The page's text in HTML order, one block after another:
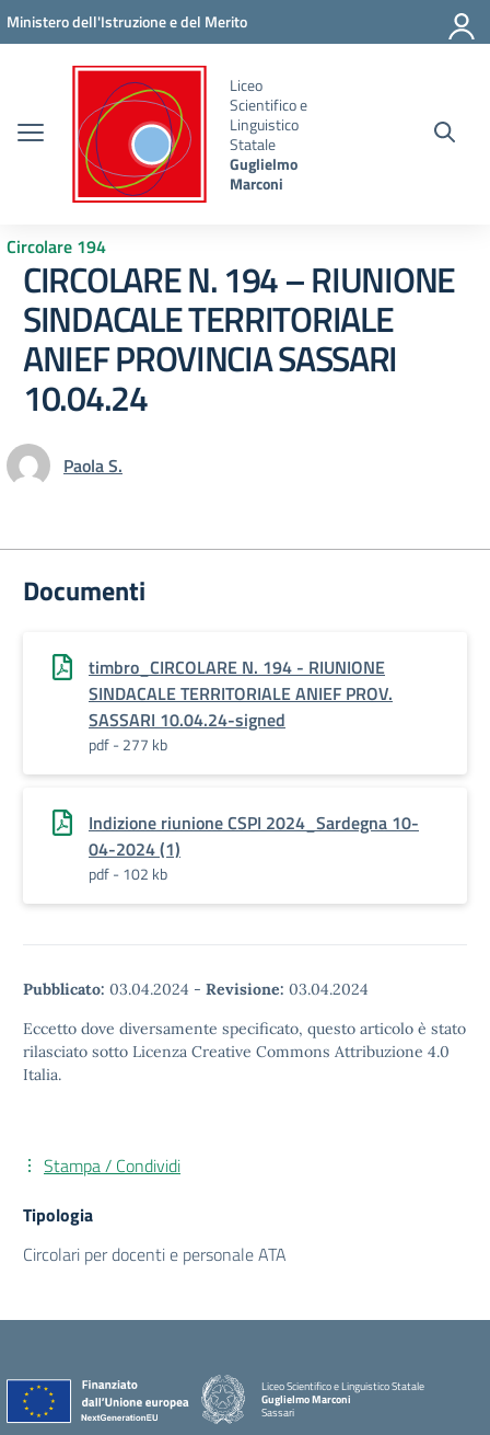
Vai ai contenuti
Vai al menu di navigazione
Vai al footer
Ministero dell'Istruzione e del Merito
Liceo
Scientifico e
Linguistico
Statale
Guglielmo
Marconi
Circolare 194
CIRCOLARE N. 194 – RIUNIONE
SINDACALE TERRITORIALE
ANIEF PROVINCIA SASSARI
10.04.24
Paola S.
Documenti
timbro_CIRCOLARE N. 194 - RIUNIONE
SINDACALE TERRITORIALE ANIEF PROV.
SASSARI 10.04.24-signed
pdf - 277 kb
Indizione riunione CSPI 2024_Sardegna 10-
04-2024 (1)
pdf - 102 kb
Pubblicato: 03.04.2024 - Revisione: 03.04.2024
Eccetto dove diversamente specificato, questo articolo è stato
rilasciato sotto Licenza Creative Commons Attribuzione 4.0
Italia.
Stampa / Condividi
Tipologia
Circolari per docenti e personale ATA
Liceo Scientifico e Linguistico Statale
Guglielmo Marconi
Sassari